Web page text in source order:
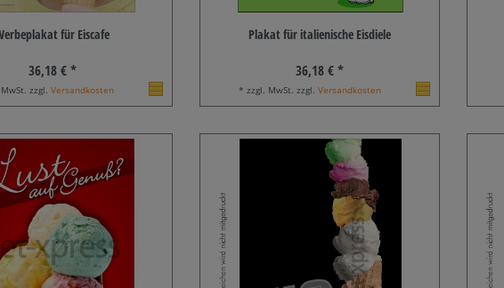
für Eiscafe
36,18 € *
zzgl. Versandkosten
Plakat für italienische Eisdiele
36,18 € *
* zzgl. MwSt. zzgl. Versandkosten